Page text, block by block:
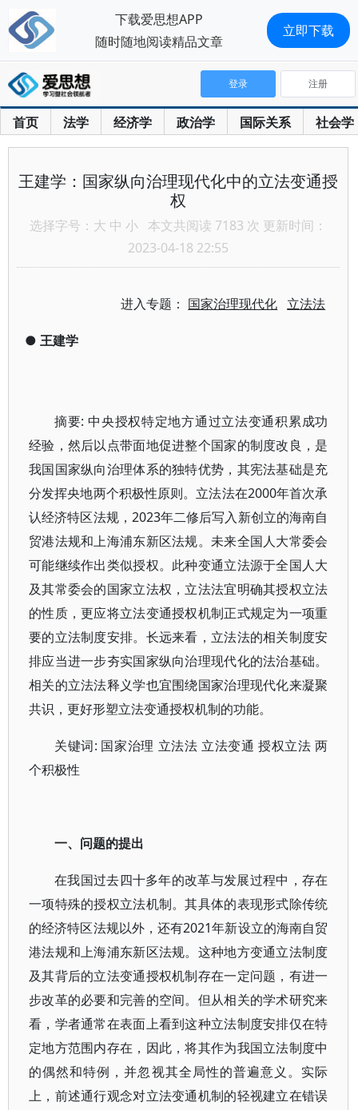
首页 法学 经济学 政治学 国际关系 社会学
登录 注册
王建学：国家纵向治理现代化中的立法变通授
权
选择字号： 大 中 小 本文共阅读 7183 次 更新时间：
2023-04-18 22:55
进入专题： 国家治理现代化 立法法
● 王建学
摘要: 中央授权特定地方通过立法变通积累成功
经验，然后以点带面地促进整个国家的制度改良，是
我国国家纵向治理体系的独特优势，其宪法基础是充
分发挥央地两个积极性原则。立法法在2000年首次承
认经济特区法规，2023年二修后写入新创立的海南自
贸港法规和上海浦东新区法规。未来全国人大常委会
可能继续作出类似授权。此种变通立法源于全国人大
及其常委会的国家立法权，立法法宜明确其授权立法
的性质，更应将立法变通授权机制正式规定为一项重
要的立法制度安排。长远来看，立法法的相关制度安
排应当进一步夯实国家纵向治理现代化的法治基础。
相关的立法法释义学也宜围绕国家治理现代化来凝聚
共识，更好形塑立法变通授权机制的功能。
关键词: 国家治理 立法法 立法变通 授权立法 两
个积极性
一、问题的提出
在我国过去四十多年的改革与发展过程中，存在
一项特殊的授权立法机制。其具体的表现形式除传统
的经济特区法规以外，还有2021年新设立的海南自贸
港法规和上海浦东新区法规。这种地方变通立法制度
及其背后的立法变通授权机制存在一定问题，有进一
步改革的必要和完善的空间。但从相关的学术研究来
看，学者通常在表面上看到这种立法制度安排仅在特
定地方范围内存在，因此，将其作为我国立法制度中
的偶然和特例，并忽视其全局性的普遍意义。实际
上，前述通行观念对立法变通机制的轻视建立在错误
下载爱思想APP
随时随地阅读精品文章
立即下载